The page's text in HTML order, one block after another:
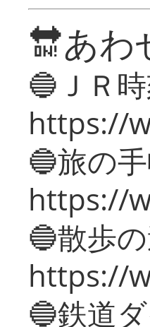
🔛あわ
🔵ＪＲ
https://
🔵旅の
https://
🔵散歩
https://
🔵鉄道